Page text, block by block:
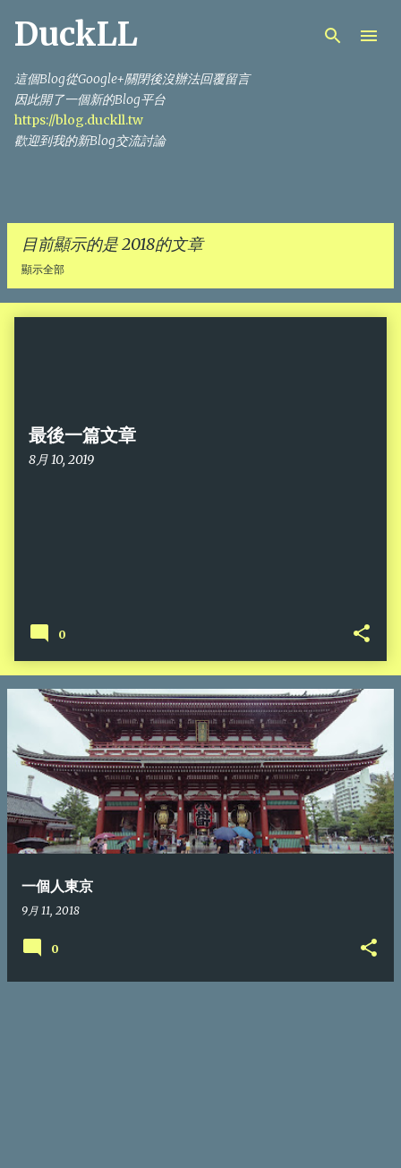
DuckLL
這個Blog從Google+關閉後沒辦法回覆留言
因此開了一個新的Blog平台
https://blog.duckll.tw
歡迎到我的新Blog交流討論
目前顯示的是 2018的文章
顯示全部
最後一篇文章
8月 10, 2019
0
一個人東京
9月 11, 2018
0